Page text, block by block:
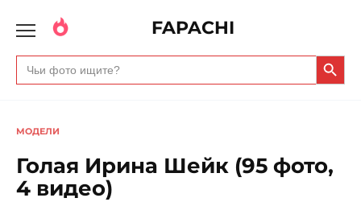
FAPACHI
Search
for:
Search Button
МОДЕЛИ
Голая Ирина Шейк (95 фото,
4 видео)